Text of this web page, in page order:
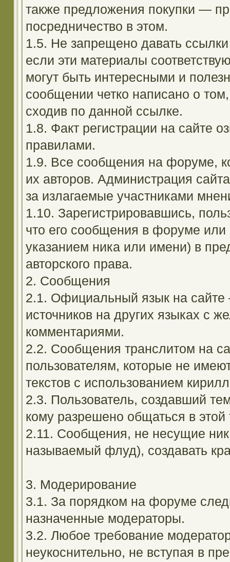
также предложения покупки —
посредничество в этом.
1.5. Не запрещено давать
если эти материалы
могут быть интересными и
сообщении четко написано о
сходив по данной ссылке.
1.8. Факт регистрации на сайте
правилами.
1.9. Все сообщения на форуме,
их авторов. Администрация
за излагаемые участниками
1.10. Зарегистрировавшись,
что его сообщения в форуме или
указанием ника или имени) в
авторского права.
2. Сообщения
2.1. Официальный язык на сайте
источников на других языках с
комментариями.
2.2. Сообщения транслитом на
пользователям, которые не
текстов с использованием
2.3. Пользователь, создавший
кому разрешено общаться в
2.11. Сообщения, не несущие
называемый флуд), создавать
3. Модерирование
3.1. За порядком на форуме
назначенные модераторы.
3.2. Любое требование
неукоснительно, не вступая в